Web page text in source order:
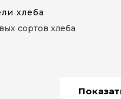
хлеба
сортов хлеба